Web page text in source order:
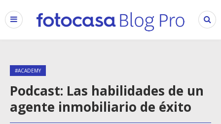
#ACADEMY
Podcast: Las habilidades de un
agente inmobiliario de éxito